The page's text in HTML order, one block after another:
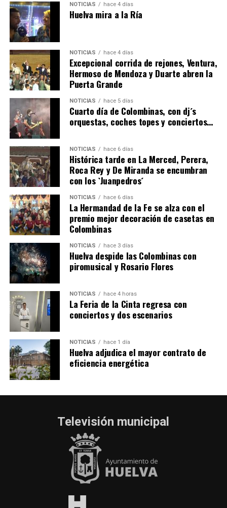
6º DÍA DE LAS FIESTAS COLOMBINAS 2026
hace 3 días Huelvatv
QUINTA CORRIDA DE LAS FIESTAS COLOMBINAS
2026
hace 4 días· Huelvatv
NOTICIAS hace 4 días
Huelva mira a la Ría
NOTICIAS hace 4 días
Excepcional corrida de rejones, Ventura,
Hermoso de Mendoza y Duarte abren la
Puerta Grande
NOTICIAS hace 5 días
Cuarto día de Colombinas, con dj´s
orquestas, coches topes y conciertos…
NOTICIAS hace 6 días
Histórica tarde en La Merced, Perera,
Roca Rey y De Miranda se encumbran
con los `Juanpedros´
NOTICIAS hace 6 días
La Hermandad de la Fe se alza con el
premio mejor decoración de casetas en
Colombinas
NOTICIAS hace 3 días
Huelva despide las Colombinas con
piromusical y Rosario Flores
NOTICIAS hace 4 horas
La Feria de la Cinta regresa con
conciertos y dos escenarios
NOTICIAS hace 1 día
Huelva adjudica el mayor contrato de
eficiencia energética
Televisión municipal